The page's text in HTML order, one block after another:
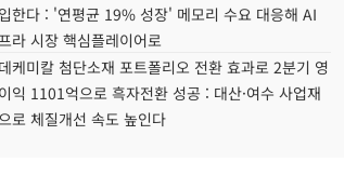
한다 : '연평균 19% 성장' 메모리 수요 대응해 AI
라 시장 핵심플레이어로
케미칼 첨단소재 포트폴리오 전환 효과로 2분기 영
익 1101억으로 흑자전환 성공 : 대산·여수 사업재
로 체질개선 속도 높인다